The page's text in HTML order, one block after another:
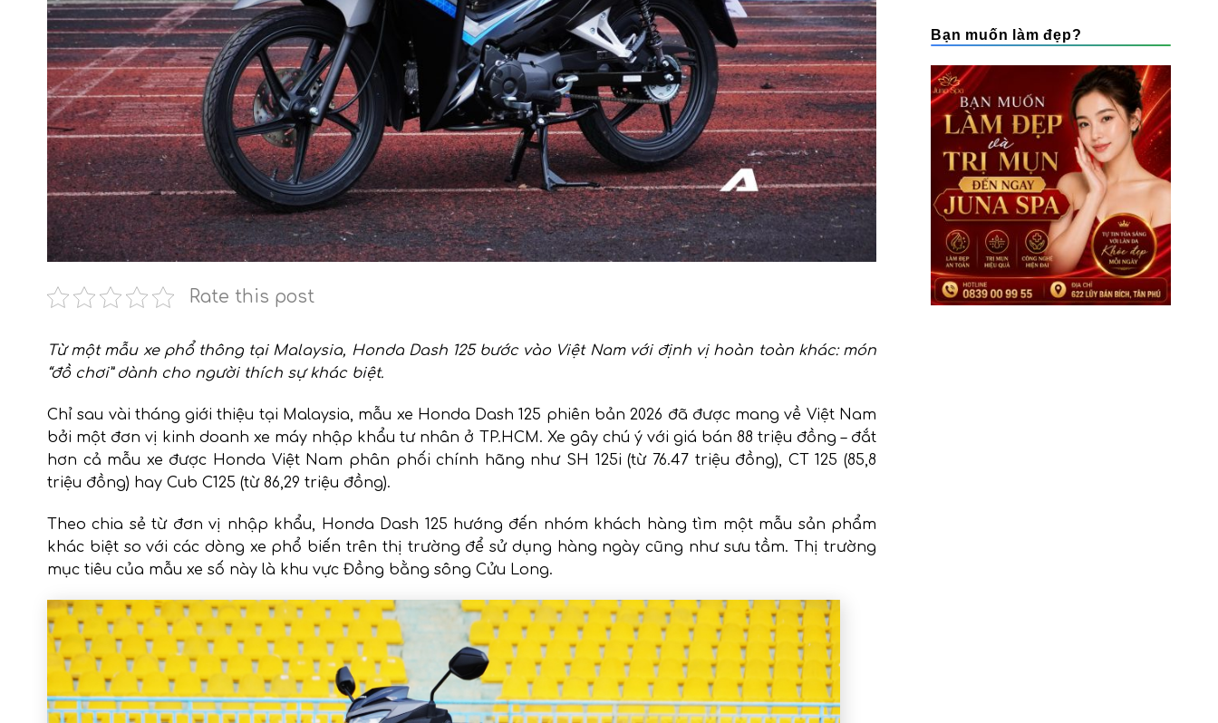
Rate this post
Từ một mẫu xe phổ thông tại Malaysia, Honda Dash 125 bước vào Việt Nam với định vị hoàn toàn khác: món
“đồ chơi” dành cho người thích sự khác biệt.
Chỉ sau vài tháng giới thiệu tại Malaysia, mẫu xe Honda Dash 125 phiên bản 2026 đã được mang về Việt Nam
bởi một đơn vị kinh doanh xe máy nhập khẩu tư nhân ở TP.HCM. Xe gây chú ý với giá bán 88 triệu đồng – đắt
hơn cả mẫu xe được Honda Việt Nam phân phối chính hãng như SH 125i (từ 76.47 triệu đồng), CT 125 (85,8
triệu đồng) hay Cub C125 (từ 86,29 triệu đồng).
Theo chia sẻ từ đơn vị nhập khẩu, Honda Dash 125 hướng đến nhóm khách hàng tìm một mẫu sản phẩm
khác biệt so với các dòng xe phổ biến trên thị trường để sử dụng hàng ngày cũng như sưu tầm. Thị trường
mục tiêu của mẫu xe số này là khu vực Đồng bằng sông Cửu Long.
Bạn muốn làm đẹp?